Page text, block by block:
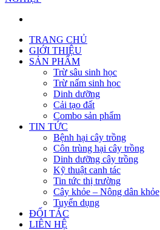
TRANG CHỦ
GIỚI THIỆU
SẢN PHẨM
Trừ sâu sinh học
Trừ nấm sinh học
Dinh dưỡng
Cải tạo đất
Combo sản phẩm
TIN TỨC
Bệnh hại cây trồng
Côn trùng hại cây trồng
Dinh dưỡng cây trồng
Kỹ thuật canh tác
Tin tức thị trường
Cây khỏe – Nông dân khỏe
Tuyển dụng
ĐỐI TÁC
LIÊN HỆ